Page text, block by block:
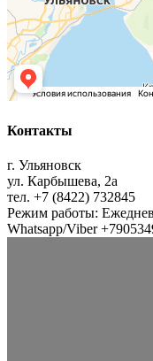
Контакты
г. Ульяновск
ул. Карбышева, 2а
тел. +7 (8422) 732845
Режим работы:
Whatsapp/Viber